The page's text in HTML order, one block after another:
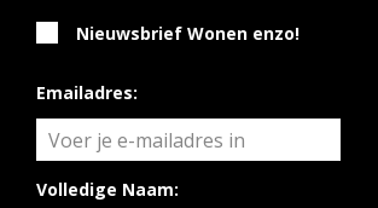
Nieuwsbrief Wonen enzo!
Emailadres:
Volledige Naam: